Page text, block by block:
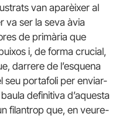
van aparèixer al
va ser la seva àvia
de primària que
i, de forma crucial,
darrere de l’esquena
seu portafoli per enviar-
definitiva d’aquesta
filantrop que, en veure-